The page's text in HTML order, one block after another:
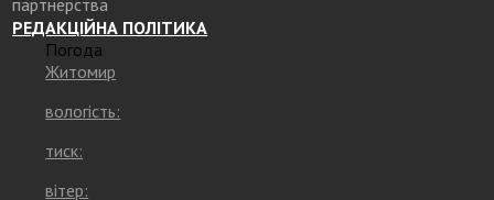
РЕДАКЦІЙНА ПОЛІТИКА
Погода
Житомир
вологість:
тиск:
вітер: